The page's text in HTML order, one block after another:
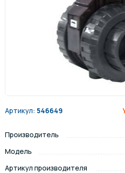
Артикул: 546649
Производитель
Модель
Артикул производителя